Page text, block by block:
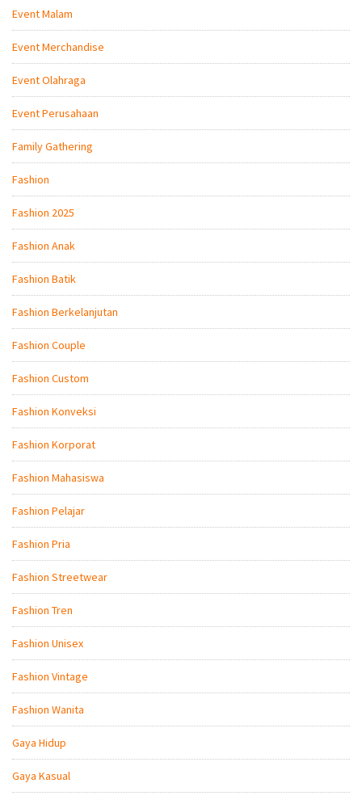
Event Malam
Event Merchandise
Event Olahraga
Event Perusahaan
Family Gathering
Fashion
Fashion 2025
Fashion Anak
Fashion Batik
Fashion Berkelanjutan
Fashion Couple
Fashion Custom
Fashion Konveksi
Fashion Korporat
Fashion Mahasiswa
Fashion Pelajar
Fashion Pria
Fashion Streetwear
Fashion Tren
Fashion Unisex
Fashion Vintage
Fashion Wanita
Gaya Hidup
Gaya Kasual